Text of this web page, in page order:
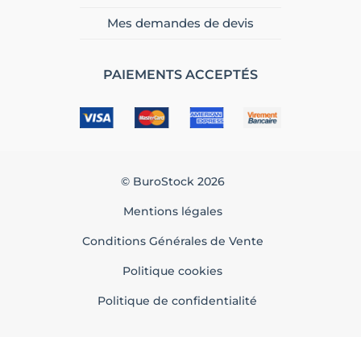
Mes demandes de devis
PAIEMENTS ACCEPTÉS
© BuroStock 2026
Mentions légales
Conditions Générales de Vente
Politique cookies
Politique de confidentialité